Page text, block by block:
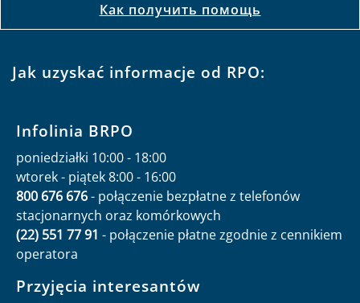
Как получить помощь
Jak uzyskać informacje od RPO:
Infolinia BRPO
poniedziałki 10:00 - 18:00
wtorek - piątek 8:00 - 16:00
800 676 676- połączenie bezpłatne z telefonów
stacjonarnych oraz komórkowych
(22) 551 77 91 - połączenie płatne zgodnie z cennikiem
operatora
Przyjęcia interesantów